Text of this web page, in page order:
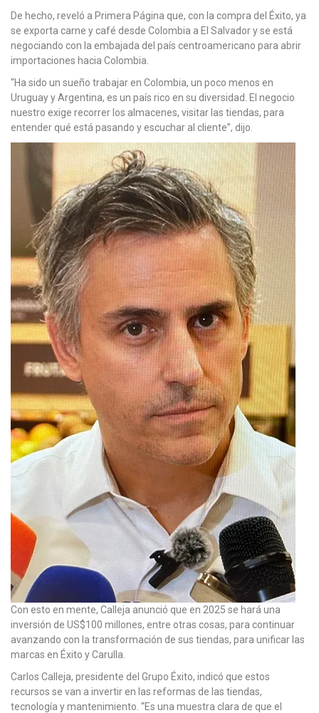
De hecho, reveló a Primera Página que, con la compra del Éxito, ya
se exporta carne y café desde Colombia a El Salvador y se está
negociando con la embajada del país centroamericano para abrir
importaciones hacia Colombia.
“Ha sido un sueño trabajar en Colombia, un poco menos en
Uruguay y Argentina, es un país rico en su diversidad. El negocio
nuestro exige recorrer los almacenes, visitar las tiendas, para
entender qué está pasando y escuchar al cliente”, dijo.
Con esto en mente, Calleja anunció que en 2025 se hará una
inversión de US$100 millones, entre otras cosas, para continuar
avanzando con la transformación de sus tiendas, para unificar las
marcas en Éxito y Carulla.
Carlos Calleja, presidente del Grupo Éxito, indicó que estos
recursos se van a invertir en las reformas de las tiendas,
tecnología y mantenimiento. “Es una muestra clara de que el